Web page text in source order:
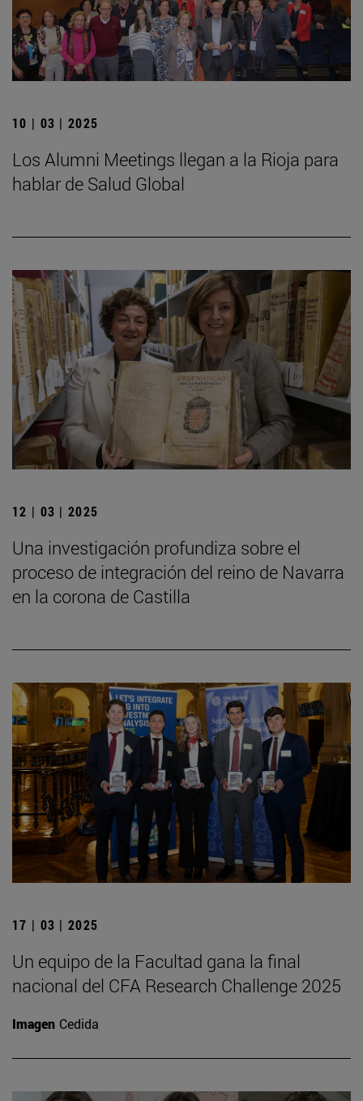
10 | 03 | 2025
Los Alumni Meetings llegan a la Rioja para
hablar de Salud Global
12 | 03 | 2025
Una investigación profundiza sobre el
proceso de integración del reino de Navarra
en la corona de Castilla
17 | 03 | 2025
Un equipo de la Facultad gana la final
nacional del CFA Research Challenge 2025
Imagen Cedida